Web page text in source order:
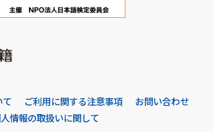
ご利用に関する注意事項
お問い合わせ
情報の取扱いに関して